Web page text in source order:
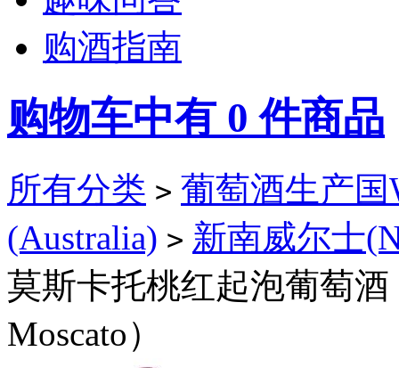
购酒指南
购物车中有 0 件商品
所有分类 > 葡萄酒生产国
(Australia) > 新南威尔士
莫斯卡托桃红起泡葡萄酒
Moscato）